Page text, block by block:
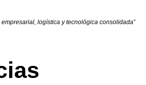
logística y tecnológica consolidada”